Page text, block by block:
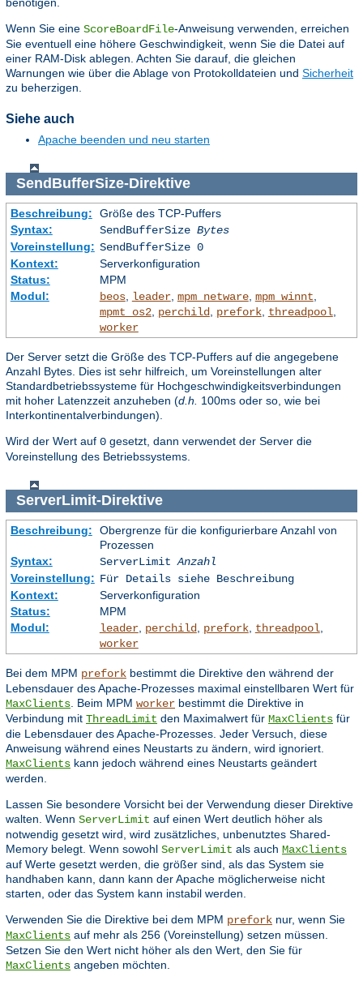
benötigen.
Wenn Sie eine ScoreBoardFile-Anweisung verwenden, erreichen
Sie eventuell eine höhere Geschwindigkeit, wenn Sie die Datei auf
einer RAM-Disk ablegen. Achten Sie darauf, die gleichen
Warnungen wie über die Ablage von Protokolldateien und Sicherheit
zu beherzigen.
Siehe auch
Apache beenden und neu starten
SendBufferSize-Direktive
Beschreibung:
Größe des TCP-Puffers
Syntax:
SendBufferSize Bytes
Voreinstellung: SendBufferSize 0
Kontext:
Serverkonfiguration
Status:
MPM
Modul:
beos, leader, mpm_netware, mpm_winnt
mpmt_os2, perchild, prefork, threadpool
worker
Der Server setzt die Größe des TCP-Puffers auf die angegebene
Anzahl Bytes. Dies ist sehr hilfreich, um Voreinstellungen alter
Standardbetriebssysteme für Hochgeschwindigkeitsverbindungen
mit hoher Latenzzeit anzuheben (d.h.
100ms oder so, wie bei
Interkontinentalverbindungen).
Wird der Wert auf 0 gesetzt, dann verwendet der Server die
Voreinstellung des Betriebssystems.
ServerLimit-Direktive
Beschreibung:
Obergrenze für die konfigurierbare Anzahl von
Prozessen
Syntax:
ServerLimitAnzahl
Voreinstellung: Für Details siehe Beschreibung
Kontext:
Serverkonfiguration
Status:
MPM
Modul:
leader, perchild, prefork, threadpool
worker
Bei dem MPM prefork bestimmt die Direktive den während der
Lebensdauer des Apache-Prozesses maximal einstellbaren Wert für
MaxClients . Beim MPM worker bestimmt die Direktive in
Verbindung mit ThreadLimit den Maximalwert für MaxClients für
die Lebensdauer des Apache-Prozesses. Jeder Versuch, diese
Anweisung während eines Neustarts zu ändern, wird ignoriert.
MaxClients kann jedoch während eines Neustarts geändert
werden.
Lassen Sie besondere Vorsicht bei der Verwendung dieser Direktive
walten. Wenn ServerLimit auf einen Wert deutlich höher als
notwendig gesetzt wird, wird zusätzliches, unbenutztes Shared-
Memory belegt. Wenn sowohl ServerLimit als auch MaxClients
auf Werte gesetzt werden, die größer sind, als das System sie
handhaben kann, dann kann der Apache möglicherweise nicht
starten, oder das System kann instabil werden.
Verwenden Sie die Direktive bei dem MPM prefork nur, wenn Sie
MaxClients auf mehr als 256 (Voreinstellung) setzen müssen.
Setzen Sie den Wert nicht höher als den Wert, den Sie für
MaxClients angeben möchten.